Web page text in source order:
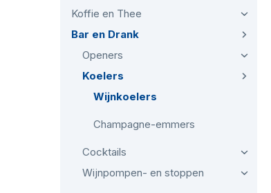
Koffie en Thee
Bar en Drank
Openers
Koelers
Wijnkoelers
Champagne-emmers
Cocktails
Wijnpompen- en stoppen